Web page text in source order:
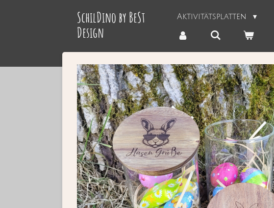
SchilDino by BeSt
Design
Aktivitätsplatten